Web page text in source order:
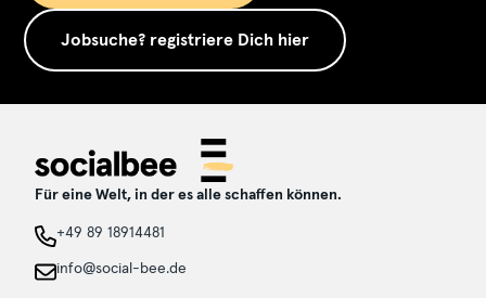
Jobsuche? registriere Dich hier
Für eine Welt, in der es alle schaffen können.
+49 89 18914481
info@social-bee.de